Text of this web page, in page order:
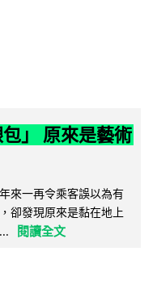
」 原來是藝術
來一再令乘客誤以為有
卻發現原來是黏在地上
閱讀全文